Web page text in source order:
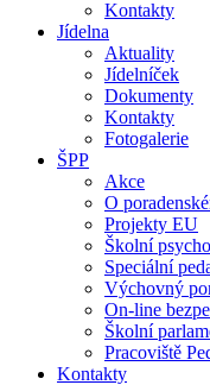
Kontakty
Jídelna
Aktuality
Jídelníček
Dokumenty
Kontakty
Fotogalerie
ŠPP
Akce
O
Projekty EU
Školní
Speciální
Výchovný
On-line
Školní
Pracoviště
Kontakty